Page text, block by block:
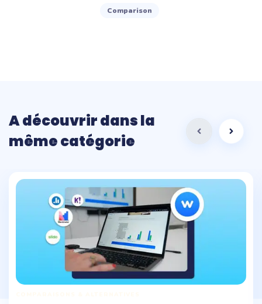
Comparison
A découvrir dans la
même catégorie